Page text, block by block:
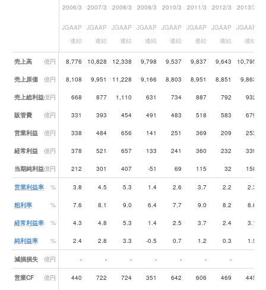
業績データ一覧
2006/3 2007/3 2008/3 2009/3 2010/3 2011/3 2012/3 2013/3
JGAAP
連結
JGAAP
連結
JGAAP
連結
JGAAP
連結
JGAAP
連結
JGAAP
連結
JGAAP
連結
JGAAP
連結
売上高 億円 8,776 10,828 12,338 9,798 9,537 9,837 9,643 10,795
売上原価 億円 8,108 9,951 11,228 9,166 8,803 8,951 8,851 9,863
売上総利益億円 668 877 1,110 631 734 887 792 932
販管費 億円 331 393 454 491 483 518 583 679
営業利益 億円 338 484 656 141 251 369 209 253
経常利益 億円 378 521 657 133 241 360 232 339
当期純利益億円 212 301 407 -51 69 115 32 158
営業利益率 % 3.8 4.5 5.3 1.4 2.6 3.7 2.2 2.3
粗利率 % 7.6 8.1 9.0 6.4 7.7 9.0 8.2 8.6
経常利益率 % 4.3 4.8 5.3 1.4 2.5 3.7 2.4 3.1
純利益率 % 2.4 2.8 3.3 -0.5 0.7 1.2 0.3 1.5
減損損失 億円 - - - - - - -
営業CF 億円 440 722 724 351 642 606 469 445